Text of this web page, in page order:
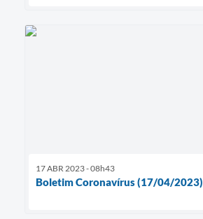
17 ABR 2023 - 08h43
Boletim Coronavírus (17/04/2023)